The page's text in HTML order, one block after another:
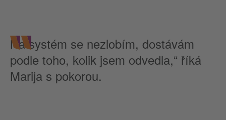
Na systém se nezlobím, dostávám
podle toho, kolik jsem odvedla,“ říká
Marija s pokorou.